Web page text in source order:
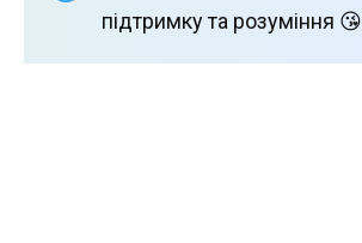
підтримку та розуміння 😘